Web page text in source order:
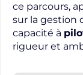
ce parcours,
sur la gestion
capacité à
rigueur et